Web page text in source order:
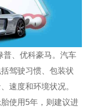
普、优科豪马。汽车
驾驶习惯、包装状
速度和环境状况。
使用5年，则建议进